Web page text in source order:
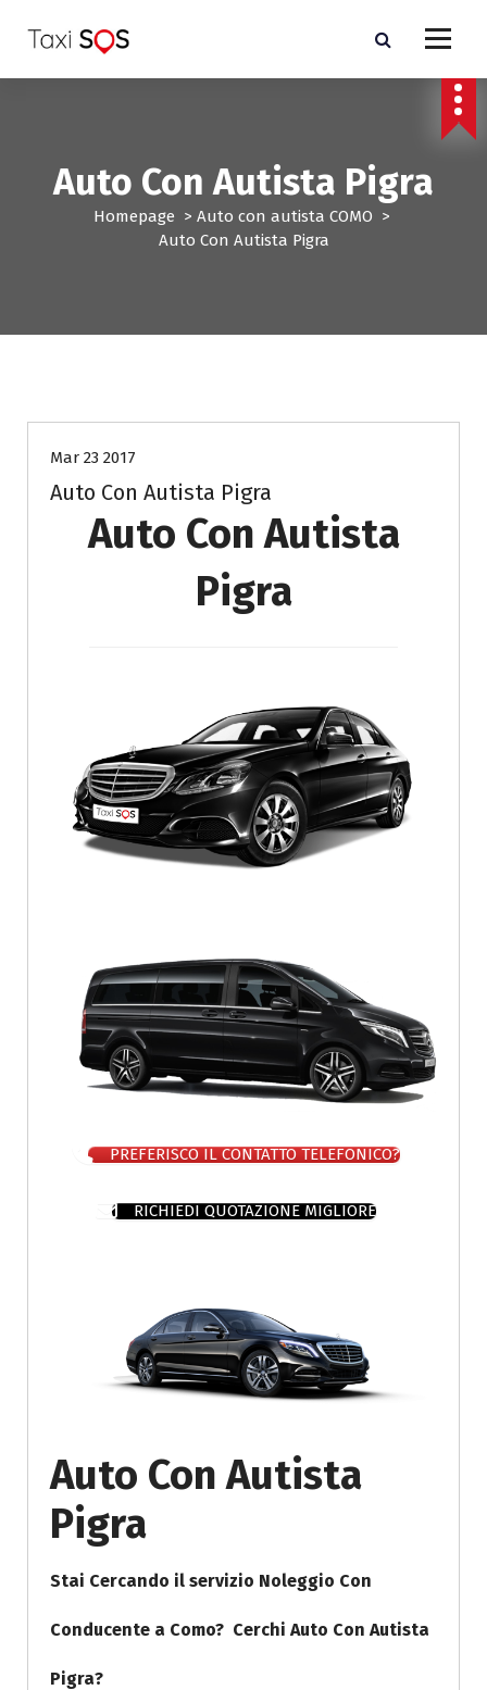
a
Auto Con Autista Pigra
Homepage > Auto con autista COMO >
Auto Con Autista Pigra
Mar 23 2017
Auto Con Autista Pigra
Auto Con Autista
Pigra
PREFERISCO IL CONTATTO TELEFONICO?
RICHIEDI QUOTAZIONE MIGLIORE
Auto Con Autista
Pigra
Stai Cercando il servizio Noleggio Con
Conducente a Como? Cerchi Auto Con Autista
Pigra?